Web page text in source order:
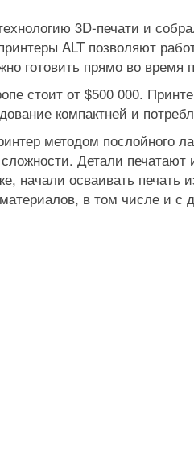
3D-печати и
ALT позволяют
готовить прямо во
стоит от $500 000.
компактней и
методом послойного
Детали печатают
начали осваивать печать
в том числе и с